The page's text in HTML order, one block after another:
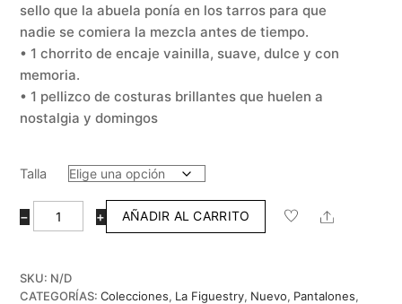
sello que la abuela ponía en los tarros para que
nadie se comiera la mezcla antes de tiempo.
• 1 chorrito de encaje vainilla, suave, dulce y con
memoria.
• 1 pellizco de costuras brillantes que huelen a
nostalgia y domingos
Talla
−
Mantequilla
Short
cantidad
+ AÑADIR AL CARRITO Share
SKU: N/D
CATEGORÍAS:Colecciones, La Figuestry, Nuevo, Pantalones,